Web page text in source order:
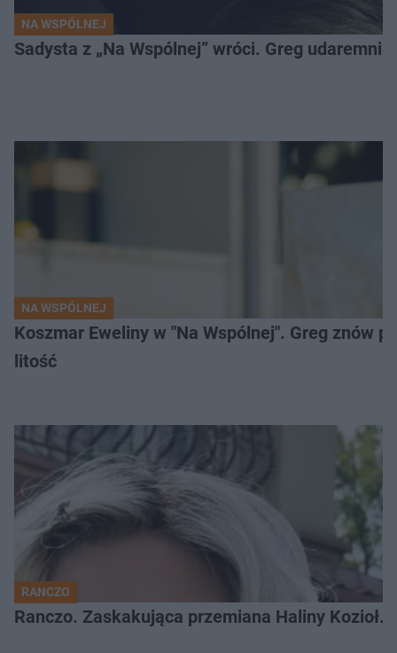
NA WSPÓLNEJ
Sadysta z „Na Wspólnej” wróci. Greg udaremni
NA WSPÓLNEJ
Koszmar Eweliny w "Na Wspólnej". Greg znów
litość
RANCZO
Ranczo. Zaskakująca przemiana Haliny